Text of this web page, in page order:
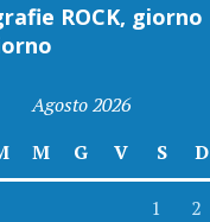
ROCK, giorno
Agosto 2026
M G V S D
1 2